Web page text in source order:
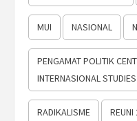
MUI NASIONAL
PENGAMAT POLITIK
INTERNASIONAL
RADIKALISME REUNI